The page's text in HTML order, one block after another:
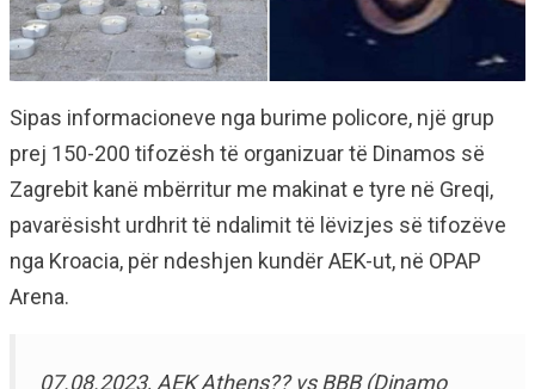
Sipas informacioneve nga burime policore, një grup
prej 150-200 tifozësh të organizuar të Dinamos së
Zagrebit kanë mbërritur me makinat e tyre në Greqi,
pavarësisht urdhrit të ndalimit të lëvizjes së tifozëve
nga Kroacia, për ndeshjen kundër AEK-ut, në OPAP
Arena.
07.08.2023, AEK Athens?? vs BBB (Dinamo